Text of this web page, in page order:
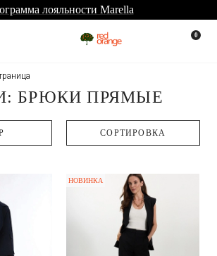
лояльности Marella
0
БРЮКИ ПРЯМЫЕ
CОРТИРОВКА
НОВИНКА